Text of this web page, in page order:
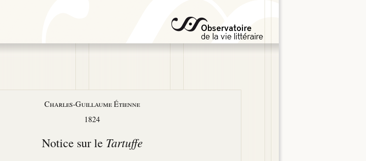
Charles-Guillaume Étienne
1824
Notice sur le Tartuffe